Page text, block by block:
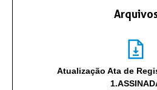
Atualização Ata de